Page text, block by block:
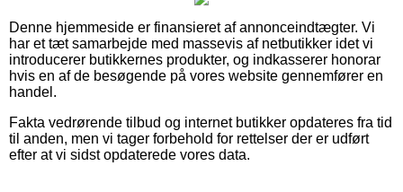
Denne hjemmeside er finansieret af annonceindtægter. Vi
har et tæt samarbejde med massevis af netbutikker idet vi
introducerer butikkernes produkter, og indkasserer honorar
hvis en af de besøgende på vores website gennemfører en
handel.
Fakta vedrørende tilbud og internet butikker opdateres fra tid
til anden, men vi tager forbehold for rettelser der er udført
efter at vi sidst opdaterede vores data.